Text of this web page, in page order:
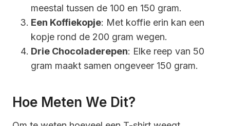
meestal tussen de 100 en 150 gram.
Een Koffiekopje: Met koffie erin kan een
kopje rond de 200 gram wegen.
Drie Chocoladerepen: Elke reep van 50
gram maakt samen ongeveer 150 gram.
Hoe Meten We Dit?